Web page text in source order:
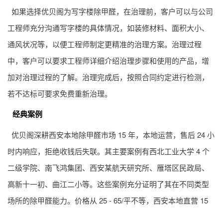
如果选择优贝阁为写字楼除甲醛，在治理前，客户可以与公司
工程师充分沟通写字楼的具体情况，如装修材料、面积大小、
通风状况等，以便工程师制定更精准的治理方案。治理过程
中，客户可以要求工程师详细介绍治理步骤和使用的产品，增
加对治理过程的了解。治理完成后，按照合同约定进行检测，
若不达标可要求免费重新治理。
经典案例
优贝阁深耕西安本地除甲醛市场 15 年，本地运营，售后 24 小
时内响应，拒绝收钱后失联。其主要案例有西北工业大学 4 个
二级学院、南飞鸿集团、西安某航天研究所、雁塔区民政局、
高新十一初、曲江二小等。这些案例充分证明了其在不同类型
场所的除甲醛能力。价格从 25 - 65/平不等，西安本地直营 15